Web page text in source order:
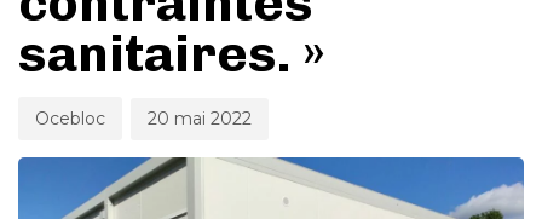
sanitaires. »
Ocebloc 20 mai 2022